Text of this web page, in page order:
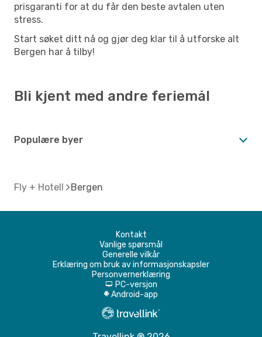
prisgaranti for at du får den beste avtalen uten
stress.
Start søket ditt nå og gjør deg klar til å utforske alt
Bergen har å tilby!
Bli kjent med andre feriemål
Populære byer
Fly + Hotell Bergen
Kontakt
Vanlige spørsmål
Generelle vilkår
Erklæring om bruk av informasjonskapsler
Personvernerklæring
d PC-versjon
A Android-app